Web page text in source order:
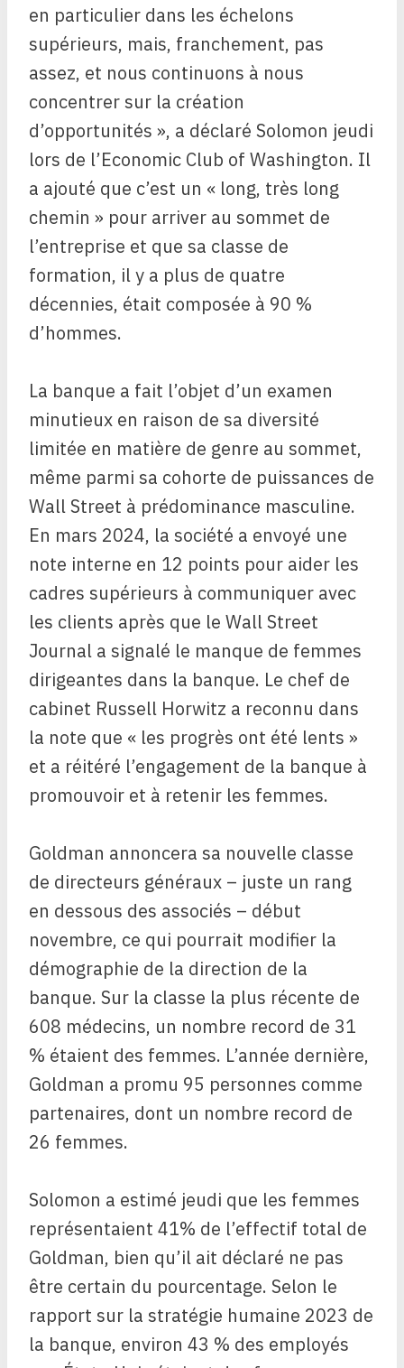
en particulier dans les échelons
supérieurs, mais, franchement, pas
assez, et nous continuons à nous
concentrer sur la création
d’opportunités », a déclaré Solomon jeudi
lors de l’Economic Club of Washington. Il
a ajouté que c’est un « long, très long
chemin » pour arriver au sommet de
l’entreprise et que sa classe de
formation, il y a plus de quatre
décennies, était composée à 90 %
d’hommes.
La banque a fait l’objet d’un examen
minutieux en raison de sa diversité
limitée en matière de genre au sommet,
même parmi sa cohorte de puissances de
Wall Street à prédominance masculine.
En mars 2024, la société a envoyé une
note interne en 12 points pour aider les
cadres supérieurs à communiquer avec
les clients après que le Wall Street
Journal a signalé le manque de femmes
dirigeantes dans la banque. Le chef de
cabinet Russell Horwitz a reconnu dans
la note que « les progrès ont été lents »
et a réitéré l’engagement de la banque à
promouvoir et à retenir les femmes.
Goldman annoncera sa nouvelle classe
de directeurs généraux – juste un rang
en dessous des associés – début
novembre, ce qui pourrait modifier la
démographie de la direction de la
banque. Sur la classe la plus récente de
608 médecins, un nombre record de 31
% étaient des femmes. L’année dernière,
Goldman a promu 95 personnes comme
partenaires, dont un nombre record de
26 femmes.
Solomon a estimé jeudi que les femmes
représentaient 41% de l’effectif total de
Goldman, bien qu’il ait déclaré ne pas
être certain du pourcentage. Selon le
rapport sur la stratégie humaine 2023 de
la banque, environ 43 % des employés